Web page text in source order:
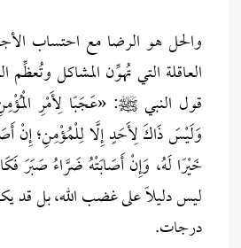
والحل هو الرضا مع احتساب
العاقلة التي تُهوِّن المشاكل وتُعظِّم
قول النبي ﷺ: «عَجَبًا لِأَمْرِ
وَلَيْسَ ذَاكَ لِأَحَدٍ إِلَّا لِلْمُؤْمِنِ؛ إِنْ
خَيْرًا لَهُ، وَإِنْ أَصَابَتْهُ ضَرَّاءُ صَبَرَ
ليس دليلًا على غضب الله، بل قد
درجات.